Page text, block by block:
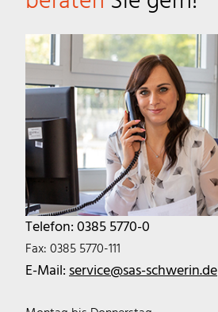
Telefon: 0385 5770-0
Fax: 0385 5770-111
E-Mail:service@sas-schwerin.de